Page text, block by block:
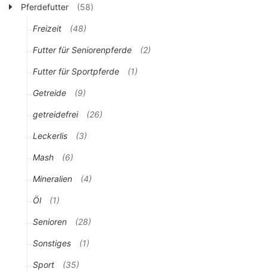
Pferdefutter (58)
Freizeit (48)
Futter für Seniorenpferde (2)
Futter für Sportpferde (1)
Getreide (9)
getreidefrei (26)
Leckerlis (3)
Mash (6)
Mineralien (4)
Öl (1)
Senioren (28)
Sonstiges (1)
Sport (35)